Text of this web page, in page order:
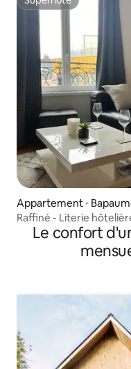
Superhôte
Appartement ⋅
Raffiné - Literie
Le confort